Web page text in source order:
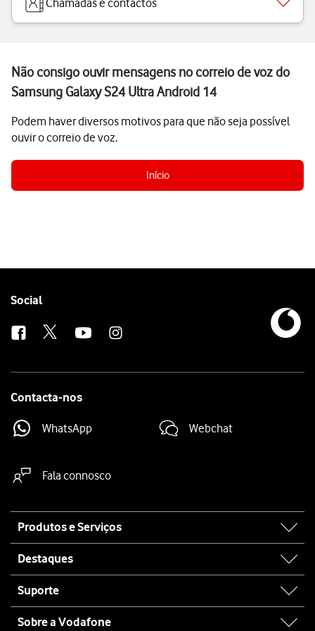
Chamadas e contactos
Não consigo ouvir mensagens no correio de voz do
Samsung Galaxy S24 Ultra Android 14
Podem haver diversos motivos para que não seja possível
ouvir o correio de voz.
Início
Follow
Social
Contacta-nos
WhatsApp Webchat
Fala connosco
map
Produtos e Serviços
Destaques
Suporte
Sobre a Vodafone